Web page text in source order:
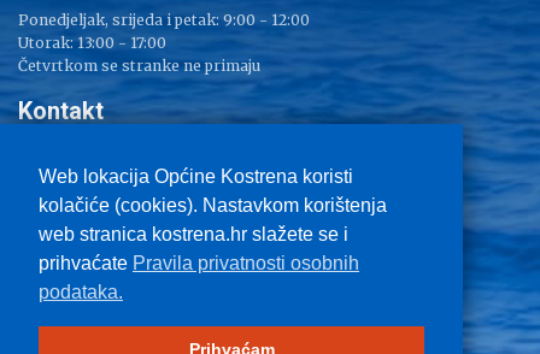
Web lokacija Općine Kostrena koristi
kolačiće (cookies). Nastavkom korištenja
web stranica kostrena.hr slažete se i
prihvaćate Pravila privatnosti osobnih
podataka.
Prihvaćam
Ponedjeljak, srijeda i petak: 9:00 - 12:00
Utorak: 13:00 - 17:00
Četvrtkom se stranke ne primaju
Kontakt
Tel: 051/ 209 000
Fax: 051/ 289 400
E-mail:kostrena@kostrena.hr
Kontakt informacije
Uvjeti korištenja
Pravo na pristup informacijama
Zaštita privatnosti